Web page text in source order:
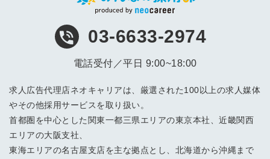
03-6633-2974
電話受付／平日 9:00~18:00
求人広告代理店ネオキャリアは、厳選された100以上の求人媒体
やその他採用サービスを取り扱い。
首都圏を中心とした関東一都三県エリアの東京本社、近畿関西
エリアの大阪支社、
東海エリアの名古屋支店を主な拠点とし、北海道から沖縄まで